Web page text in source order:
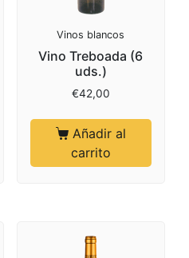
Vinos blancos
Vino Treboada (6
uds.)
€42,00
Añadir al
carrito